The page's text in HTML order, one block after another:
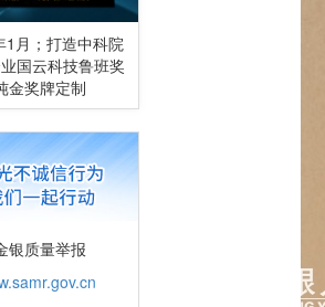
1月；打造中科院
国云科技鲁班奖
金奖牌定制
质量举报